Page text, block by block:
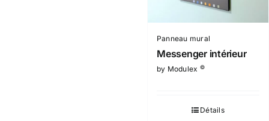
Panneau mural
Messenger intérieur
by Modulex ©
Détails